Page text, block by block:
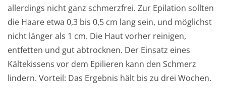
allerdings nicht ganz schmerzfrei. Zur Epilation sollten
die Haare etwa 0,3 bis 0,5 cm lang sein, und möglichst
nicht länger als 1 cm. Die Haut vorher reinigen,
entfetten und gut abtrocknen. Der Einsatz eines
Kältekissens vor dem Epilieren kann den Schmerz
lindern. Vorteil: Das Ergebnis hält bis zu drei Wochen.